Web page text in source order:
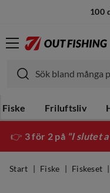
Fiske Friluftsliv
👉 3 för 2 på "I slutet
Start Fiske Fiskeset